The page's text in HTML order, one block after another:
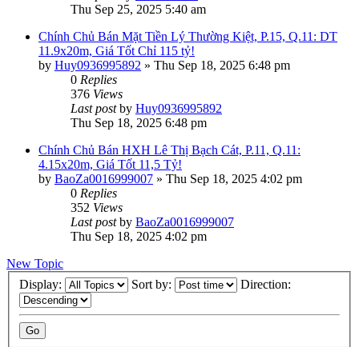
Thu Sep 25, 2025 5:40 am
Chính Chủ Bán Mặt Tiền Lý Thường Kiệt, P.15, Q.11: DT
11.9x20m, Giá Tốt Chỉ 115 tỷ!
by Huy0936995892 » Thu Sep 18, 2025 6:48 pm
0 Replies
376 Views
Last postby Huy0936995892
Thu Sep 18, 2025 6:48 pm
Chính Chủ Bán HXH Lê Thị Bạch Cát, P.11, Q.11:
4.15x20m, Giá Tốt 11,5 Tỷ!
by BaoZa0016999007 » Thu Sep 18, 2025 4:02 pm
0 Replies
352 Views
Last postby BaoZa0016999007
Thu Sep 18, 2025 4:02 pm
New Topic
Display:
Sort by: Direction: